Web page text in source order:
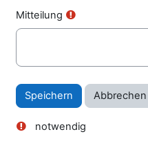
Mitteilung
notwendig